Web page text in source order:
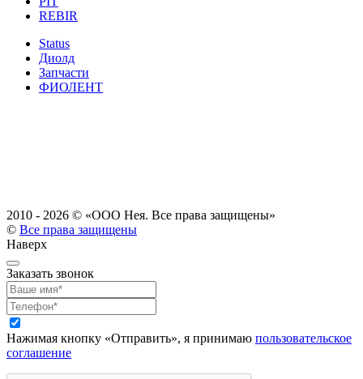
REBIR
Status
Диолд
Запчасти
ФИОЛЕНТ
2010 - 2026 © «ООО Нея. Все права защищены»
© Все права защищены
Наверх
Заказать звонок
Нажимая кнопку «Отправить», я принимаю пользовательское
соглашение